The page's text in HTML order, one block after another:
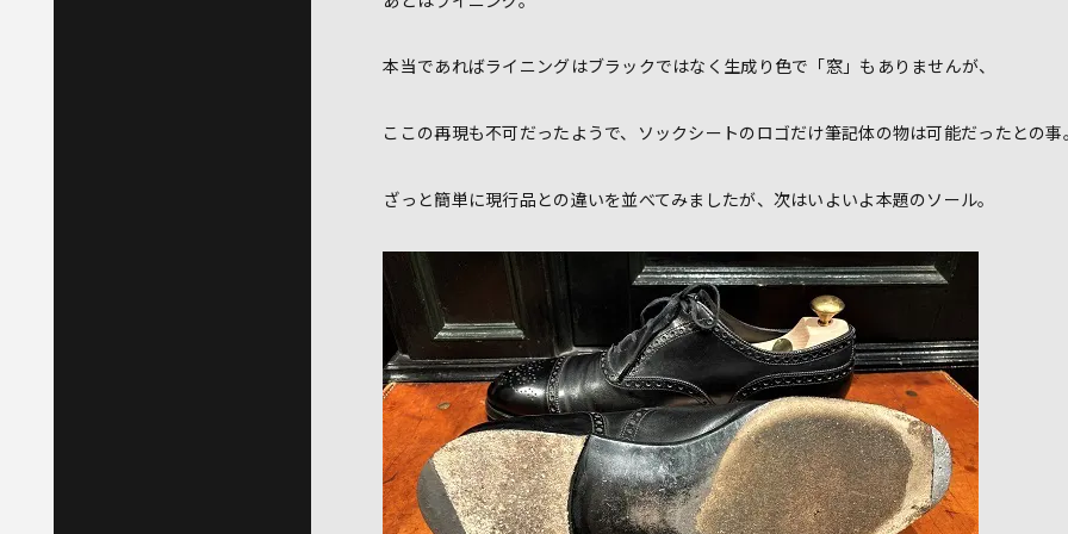
本当であればライニングはブラックではなく生成り色で「窓」もありませんが、
ここの再現も不可だったようで、ソックシートのロゴだけ筆記体の物は可能だったとの事
ざっと簡単に現行品との違いを並べてみましたが、次はいよいよ本題のソール。